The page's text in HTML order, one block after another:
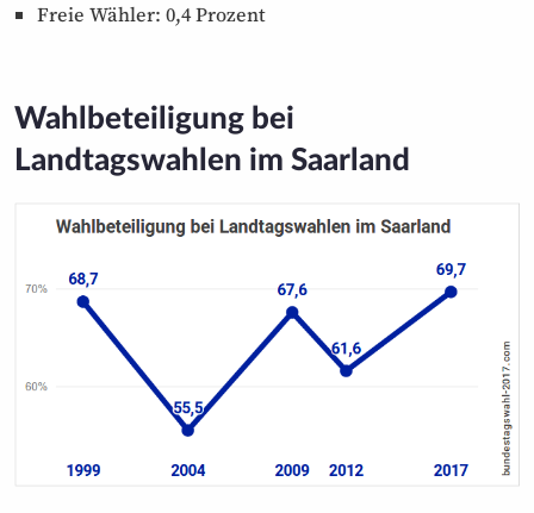
Freie Wähler: 0,4 Prozent
Wahlbeteiligung bei
Landtagswahlen im Saarland